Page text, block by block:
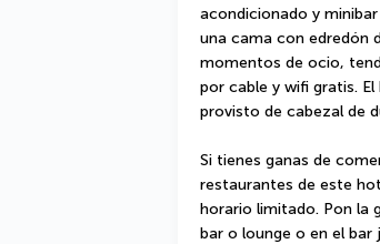
acondicionado y
una cama con edredón
momentos de ocio,
por cable y wifi gratis.
provisto de cabezal de
Si tienes ganas de
restaurantes de este
horario limitado. Pon la
bar o lounge o en el